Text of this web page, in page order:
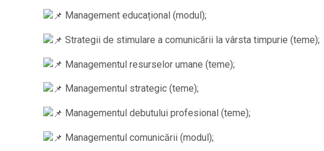
Management educațional (modul);
Strategii de stimulare a comunicării la vârsta timpurie (teme);
Managementul resurselor umane (teme);
Managementul strategic (teme);
Managementul debutului profesional (teme);
Managementul comunicării (modul);